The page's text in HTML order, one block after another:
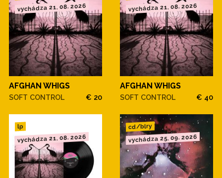
vychádza 21. 08. 2026
AFGHAN WHIGS
SOFT CONTROL € 20
vychádza 21. 08. 2026
AFGHAN WHIGS
SOFT CONTROL € 40
lp
vychádza 21. 08. 2026
cd/blry
vychádza 25. 09. 2026